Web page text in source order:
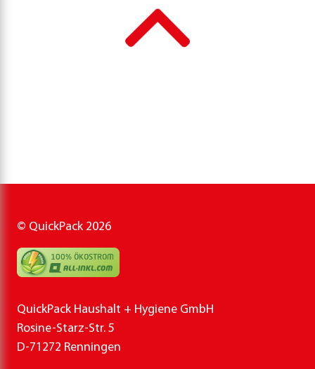
© QuickPack 2026
QuickPack Haushalt + Hygiene GmbH
Rosine-Starz-Str. 5
D-71272 Renningen